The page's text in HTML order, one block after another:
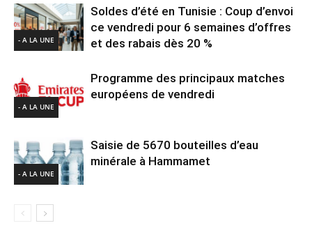
- A LA UNE
Soldes d’été en Tunisie : Coup d’envoi
ce vendredi pour 6 semaines d’offres
et des rabais dès 20 %
- A LA UNE
Programme des principaux matches
européens de vendredi
- A LA UNE
Saisie de 5670 bouteilles d’eau
minérale à Hammamet